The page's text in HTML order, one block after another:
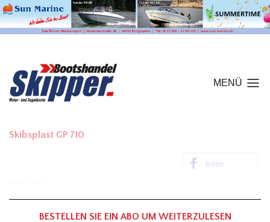
MENÜ
Skibsplast GP 710
teilen
BESTELLEN SIE EIN ABO UM WEITERZULESEN